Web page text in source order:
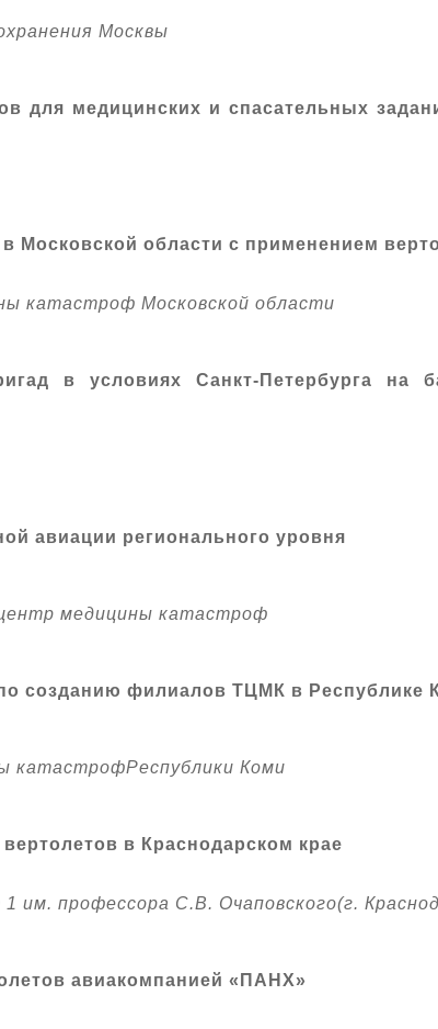
Москвы
для медицинских и спасательных
Московской области с применением
катастроф Московской области
в условиях Санкт-Петербурга на
авиации регионального уровня
медицины катастроф
по созданию филиалов ТЦМК в Республике
катастрофРеспублики Коми
в Краснодарском крае
им. профессора С.В. Очаповского(г.
авиакомпанией «ПАНХ»